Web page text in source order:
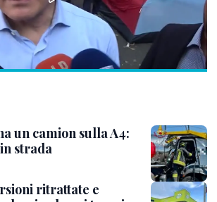
un camion sulla A4:
strada
ritrattate e